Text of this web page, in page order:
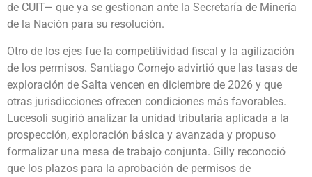
de CUIT— que ya se gestionan ante la Secretaría de Minería
de la Nación para su resolución.
Otro de los ejes fue la competitividad fiscal y la agilización
de los permisos. Santiago Cornejo advirtió que las tasas de
exploración de Salta vencen en diciembre de 2026 y que
otras jurisdicciones ofrecen condiciones más favorables.
Lucesoli sugirió analizar la unidad tributaria aplicada a la
prospección, exploración básica y avanzada y propuso
formalizar una mesa de trabajo conjunta. Gilly reconoció
que los plazos para la aprobación de permisos de